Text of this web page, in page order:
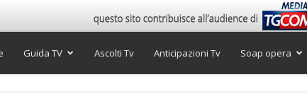
Guida TV Ascolti Tv Anticipazioni Tv Soap opera